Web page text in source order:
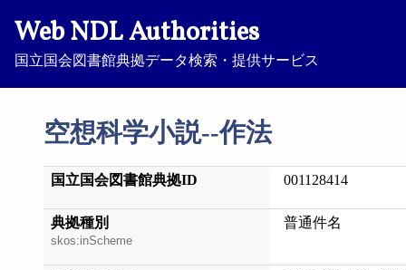
Web NDL Authorities
国立国会図書館典拠データ検索・提供サービス
空想科学小説--作法
国立国会図書館典拠ID 001128414
典拠種別
skos:inScheme
普通件名